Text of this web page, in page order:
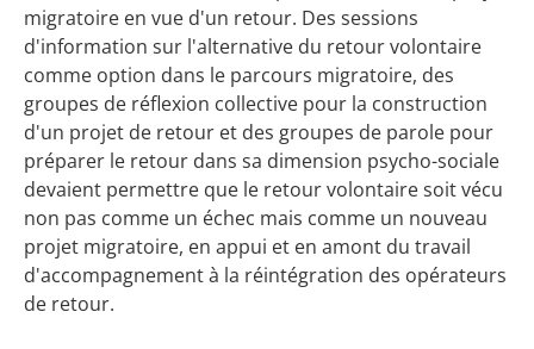
migratoire en vue d'un retour. Des sessions
d'information sur l'alternative du retour volontaire
comme option dans le parcours migratoire, des
groupes de réflexion collective pour la construction
d'un projet de retour et des groupes de parole pour
préparer le retour dans sa dimension psycho-sociale
devaient permettre que le retour volontaire soit vécu
non pas comme un échec mais comme un nouveau
projet migratoire, en appui et en amont du travail
d'accompagnement à la réintégration des opérateurs
de retour.